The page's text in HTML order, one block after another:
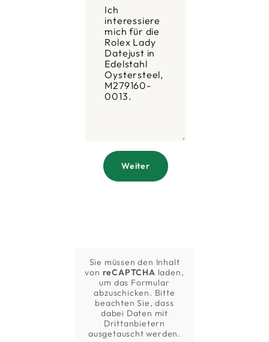
Weiter
Sie müssen den Inhalt
von reCAPTCHA laden,
um das Formular
abzuschicken. Bitte
beachten Sie, dass
dabei Daten mit
Drittanbietern
ausgetauscht werden.